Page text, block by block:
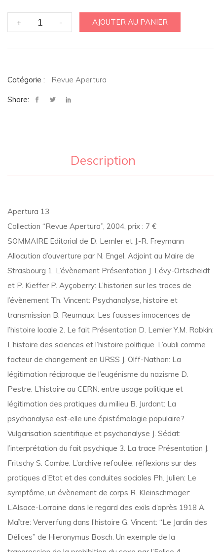
+
quantité
de
- AJOUTER AU PANIER
Catégorie : Revue Apertura
Share:
Description
Apertura 13
Collection “Revue Apertura”, 2004, prix : 7 €
SOMMAIRE Editorial de D. Lemler et J.-R. Freymann
Allocution d’ouverture par N. Engel, Adjoint au Maire de
Strasbourg 1. L’évènement Présentation J. Lévy-Ortscheidt
et P. Kieffer P. Ayçoberry: L’historien sur les traces de
l’évènement Th. Vincent: Psychanalyse, histoire et
transmission B. Reumaux: Les fausses innocences de
l’histoire locale 2. Le fait Présentation D. Lemler Y.M. Rabkin:
L’histoire des sciences et l’histoire politique. L’oubli comme
facteur de changement en URSS J. Olff-Nathan: La
légitimation réciproque de l’eugénisme du nazisme D.
Pestre: L’histoire au CERN: entre usage politique et
légitimation des pratiques du milieu B. Jurdant: La
psychanalyse est-elle une épistémologie populaire?
Vulgarisation scientifique et psychanalyse J. Sédat:
l’interprétation du fait psychique 3. La trace Présentation J.
Fritschy S. Combe: L’archive refoulée: réflexions sur des
pratiques d’Etat et des conduites sociales Ph. Julien: Le
symptôme, un évènement de corps R. Kleinschmager:
L’Alsace-Lorraine dans le regard des exils d’après 1918 A.
Maître: Ververfung dans l’histoire G. Vincent: “Le Jardin des
Délices” de Hieronymus Bosch. Un exemple de la